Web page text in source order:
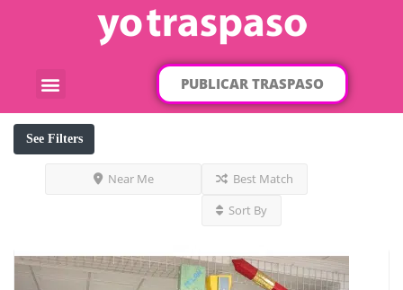
PUBLICAR TRASPASO
See Filters
Near Me
Best Match
Sort By